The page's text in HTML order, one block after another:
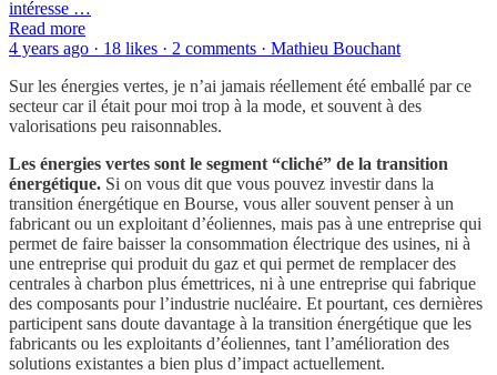
intéresse …
Read more
4 years ago · 18 likes · 2 comments · Mathieu Bouchant
Sur les énergies vertes, je n’ai jamais réellement été emballé par ce
secteur car il était pour moi trop à la mode, et souvent à des
valorisations peu raisonnables.
Les énergies vertes sont le segment “cliché” de la transition
énergétique. Si on vous dit que vous pouvez investir dans la
transition énergétique en Bourse, vous aller souvent penser à un
fabricant ou un exploitant d’éoliennes, mais pas à une entreprise qui
permet de faire baisser la consommation électrique des usines, ni à
une entreprise qui produit du gaz et qui permet de remplacer des
centrales à charbon plus émettrices, ni à une entreprise qui fabrique
des composants pour l’industrie nucléaire. Et pourtant, ces dernières
participent sans doute davantage à la transition énergétique que les
fabricants ou les exploitants d’éoliennes, tant l’amélioration des
solutions existantes a bien plus d’impact actuellement.